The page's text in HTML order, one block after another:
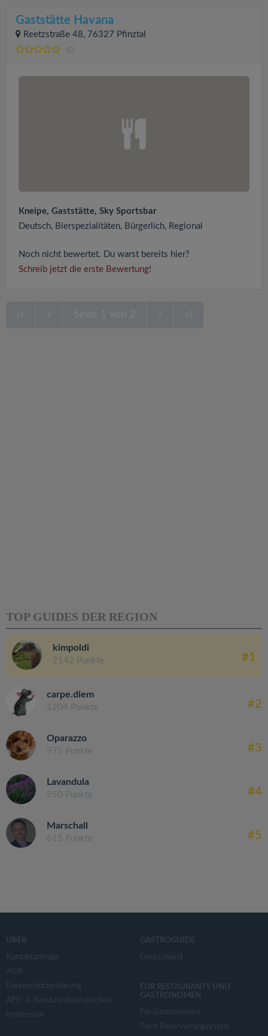
Gaststätte Havana
Reetzstraße 48, 76327 Pfinztal
(0)
Kneipe, Gaststätte, Sky Sportsbar
Deutsch, Bierspezialitäten, Bürgerlich, Regional
Noch nicht bewertet. Du warst bereits hier?
Schreib jetzt die erste Bewertung!
TOP GUIDES DER REGION
kimpoldi
2142 Punkte #1
carpe.diem
1204 Punkte #2
Oparazzo
975 Punkte #3
Lavandula
950 Punkte #4
Marschall
615 Punkte #5
ÜBER
Kontaktanfrage
AGB
Datenschutzerklärung
APP- & Benutzerdaten löschen
Impressum
GASTROGUIDE
Deutschland
FÜR RESTAURANTS UND
GASTRONOMEN
Für Gastronomen
Tisch Reservierungsystem